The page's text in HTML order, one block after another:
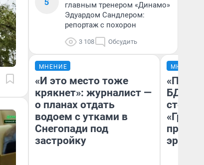
главным тренером «Динамо»
Эдуардом Сандлером:
репортаж с похорон
3 108 Обсудить
МНЕНИЕ
«И это место тоже
крякнет»: журналист —
о планах отдать
водоем с утками в
Снегопади под
застройку
МНЕНИЕ